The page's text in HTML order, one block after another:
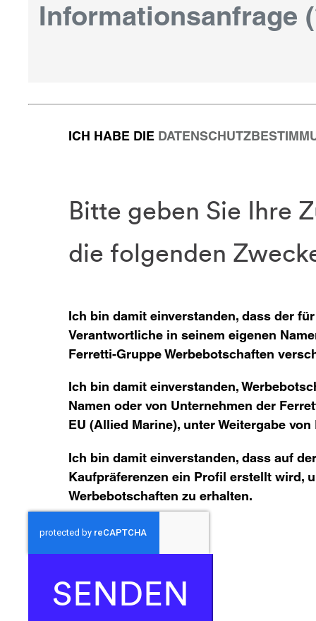
ICH HABE DIE
Bitte geben Sie Ihre
die folgenden
Ich bin damit einverstanden, dass der
Verantwortliche in seinem eigenen
Ferretti-Gruppe Werbebotschaften
Ich bin damit einverstanden,
Namen oder von Unternehmen der
EU (Allied Marine), unter Weitergabe
Ich bin damit einverstanden, dass auf
Kaufpräferenzen ein Profil erstellt wird,
Werbebotschaften zu erhalten.